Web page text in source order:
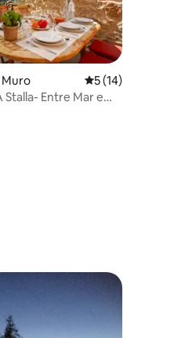
5, 3 avaliações
Muro 5 de uma
5 (14)
Entre Mar e